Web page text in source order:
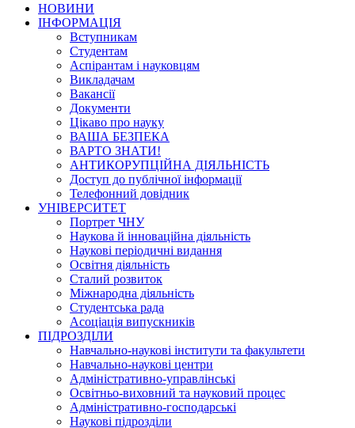
НОВИНИ
ІНФОРМАЦІЯ
Вступникам
Студентам
Аспірантам і науковцям
Викладачам
Вакансії
Документи
Цікаво про науку
ВАША БЕЗПЕКА
ВАРТО ЗНАТИ!
АНТИКОРУПЦІЙНА ДІЯЛЬНІСТЬ
Доступ до публічної інформації
Телефонний довідник
УНІВЕРСИТЕТ
Портрет ЧНУ
Наукова й інноваційна діяльність
Наукові періодичні видання
Освітня діяльність
Сталий розвиток
Міжнародна діяльність
Студентська рада
Асоціація випускників
ПІДРОЗДІЛИ
Навчально-наукові інститути та факультети
Навчально-наукові центри
Адміністративно-управлінські
Освітньо-виховний та науковий процес
Адміністративно-господарські
Наукові підрозділи